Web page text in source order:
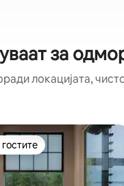
за
локацијата,